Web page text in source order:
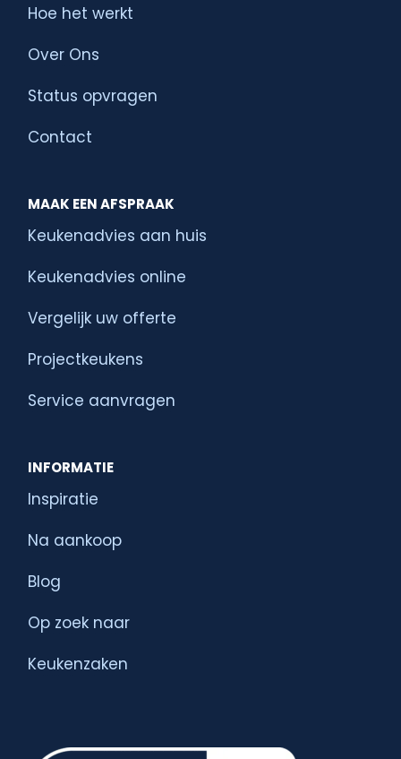
Hoe het werkt
Over Ons
Status opvragen
Contact
MAAK EEN AFSPRAAK
Keukenadvies aan huis
Keukenadvies online
Vergelijk uw offerte
Projectkeukens
Service aanvragen
INFORMATIE
Inspiratie
Na aankoop
Blog
Op zoek naar
Keukenzaken